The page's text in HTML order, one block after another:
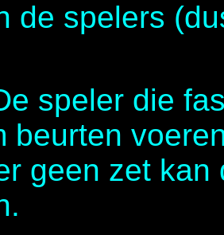
de spelers
speler die
beurten
geen zet